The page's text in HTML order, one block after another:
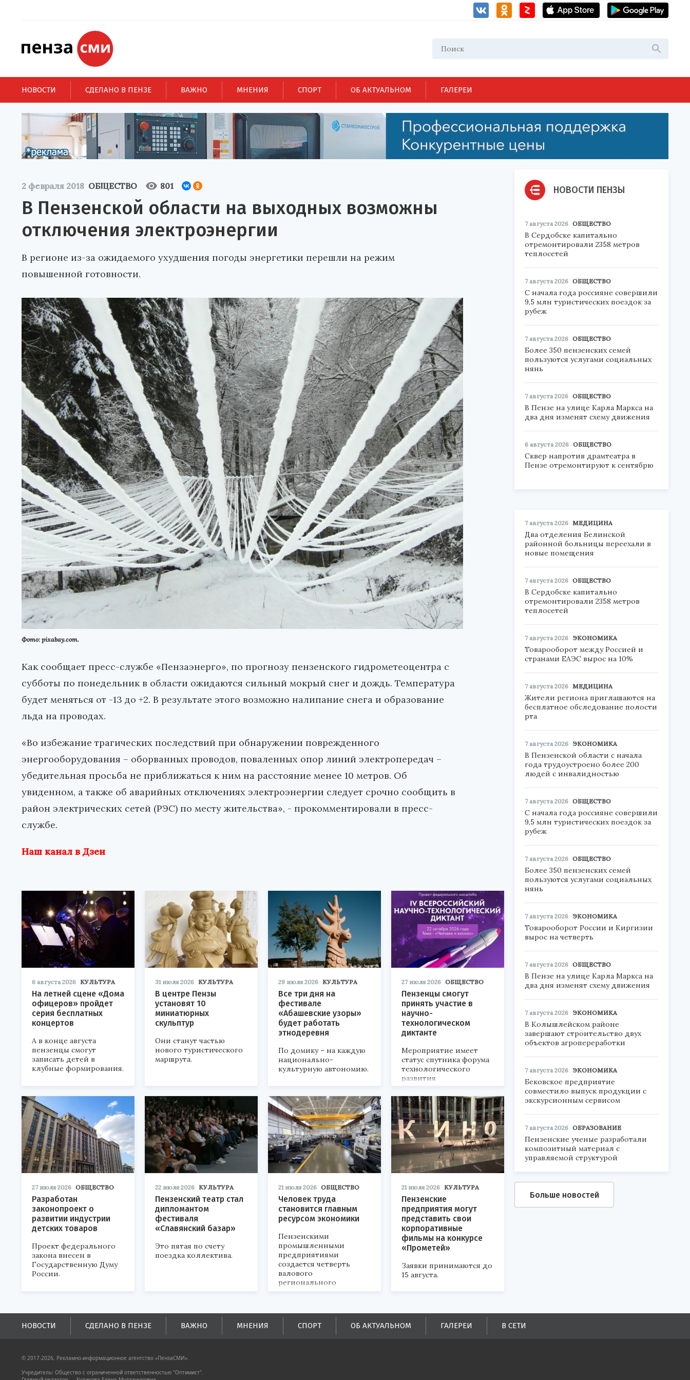
НОВОСТИ СДЕЛАНО В ПЕНЗЕ ВАЖНО МНЕНИЯ СПОРТ ОБ АКТУАЛЬНОМ ГАЛЕРЕИ
2 февраля 2018 ОБЩЕСТВО 801
В Пензенской области на выходных возможны
отключения электроэнергии
В регионе из-за ожидаемого ухудшения погоды энергетики перешли на режим
повышенной готовности.
Фото: pixabay.com.
Как сообщает пресс-службе «Пензаэнерго», по прогнозу пензенского гидрометеоцентра с
субботы по понедельник в области ожидаются сильный мокрый снег и дождь. Температура
будет меняться от -13 до +2. В результате этого возможно налипание снега и образование
льда на проводах.
«Во избежание трагических последствий при обнаружении поврежденного
энергооборудования – оборванных проводов, поваленных опор линий электропередач –
убедительная просьба не приближаться к ним на расстояние менее 10 метров. Об
увиденном, а также об аварийных отключениях электроэнергии следует срочно сообщить в
район электрических сетей (РЭС) по месту жительства», - прокомментировали в пресс-
службе.
Наш канал в Дзен
6 августа 2026 КУЛЬТУРА
На летней сцене «Дома
офицеров» пройдет
серия бесплатных
концертов
А в конце августа
пензенцы смогут
записать детей в
клубные формирования.
31 июля 2026 КУЛЬТУРА
В центре Пензы
установят 10
миниатюрных
скульптур
Они станут частью
нового туристического
маршрута.
29 июля 2026 КУЛЬТУРА
Все три дня на
фестивале
«Абашевские узоры»
будет работать
этнодеревня
По домику – на каждую
национально-
культурную автономию.
27 июля 2026 ОБЩЕСТВО
Пензенцы смогут
принять участие в
научно-
технологическом
диктанте
Мероприятие имеет
статус спутника форума
технологического
развития
«Технопром-2026».
27 июля 2026 ОБЩЕСТВО
Разработан
законопроект о
развитии индустрии
детских товаров
Проект федерального
закона внесен в
Государственную Думу
России.
22 июля 2026 КУЛЬТУРА
Пензенский театр стал
дипломантом
фестиваля
«Славянский базар»
Это пятая по счету
поездка коллектива.
21 июля 2026 ОБЩЕСТВО
Человек труда
становится главным
ресурсом экономики
Пензенскими
промышленными
предприятиями
создается четверть
валового
регионального
продукта и
поступлений в
бюджеты всех уровней.
21 июля 2026 КУЛЬТУРА
Пензенские
предприятия могут
представить свои
корпоративные
фильмы на конкурсе
«Прометей»
Заявки принимаются до
15 августа.
НОВОСТИ ПЕНЗЫ
7 августа 2026 ОБЩЕСТВО
В Сердобске капитально
отремонтировали 2358 метров
теплосетей
7 августа 2026 ОБЩЕСТВО
С начала года россияне совершили
9,5 млн туристических поездок за
рубеж
7 августа 2026 ОБЩЕСТВО
Более 350 пензенских семей
пользуются услугами социальных
нянь
7 августа 2026 ОБЩЕСТВО
В Пензе на улице Карла Маркса на
два дня изменят схему движения
6 августа 2026 ОБЩЕСТВО
Сквер напротив драмтеатра в
Пензе отремонтируют к сентябрю
7 августа 2026 МЕДИЦИНА
Два отделения Белинской
районной больницы переехали в
новые помещения
7 августа 2026 ОБЩЕСТВО
В Сердобске капитально
отремонтировали 2358 метров
теплосетей
7 августа 2026 ЭКОНОМИКА
Товарооборот между Россией и
странами ЕАЭС вырос на 10%
7 августа 2026 МЕДИЦИНА
Жители региона приглашаются на
бесплатное обследование полости
рта
7 августа 2026 ЭКОНОМИКА
В Пензенской области с начала
года трудоустроено более 200
людей с инвалидностью
7 августа 2026 ОБЩЕСТВО
С начала года россияне совершили
9,5 млн туристических поездок за
рубеж
7 августа 2026 ОБЩЕСТВО
Более 350 пензенских семей
пользуются услугами социальных
нянь
7 августа 2026 ЭКОНОМИКА
Товарооборот России и Киргизии
вырос на четверть
7 августа 2026 ОБЩЕСТВО
В Пензе на улице Карла Маркса на
два дня изменят схему движения
7 августа 2026 ЭКОНОМИКА
В Колышлейском районе
завершают строительство двух
объектов агропереработки
7 августа 2026 ЭКОНОМИКА
Бековское предприятие
совместило выпуск продукции с
экскурсионным сервисом
7 августа 2026 ОБРАЗОВАНИЕ
Пензенские ученые разработали
композитный материал с
управляемой структурой
Больше новостей
НОВОСТИ СДЕЛАНО В ПЕНЗЕ ВАЖНО МНЕНИЯ СПОРТ ОБ АКТУАЛЬНОМ ГАЛЕРЕИ В СЕТИ
© 2017-2026, Рекламно-информационное агентство «ПензаСМИ».
Учредитель: Общество с ограниченной ответственностью "Оптимист".